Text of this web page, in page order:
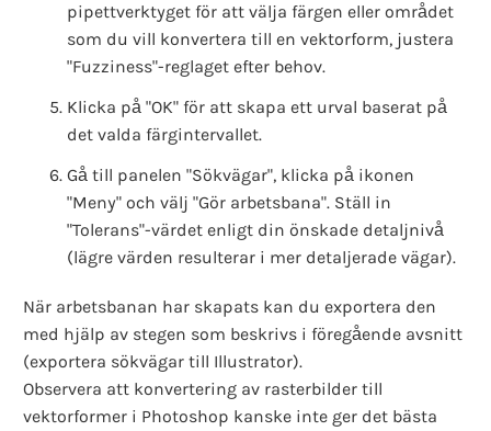
pipettverktyget för att välja färgen eller området
som du vill konvertera till en vektorform, justera
"Fuzziness"-reglaget efter behov.
Klicka på "OK" för att skapa ett urval baserat på
det valda färgintervallet.
Gå till panelen "Sökvägar", klicka på ikonen
"Meny" och välj "Gör arbetsbana". Ställ in
"Tolerans"-värdet enligt din önskade detaljnivå
(lägre värden resulterar i mer detaljerade vägar).
När arbetsbanan har skapats kan du exportera den
med hjälp av stegen som beskrivs i föregående avsnitt
(exportera sökvägar till Illustrator).
Observera att konvertering av rasterbilder till
vektorformer i Photoshop kanske inte ger det bästa